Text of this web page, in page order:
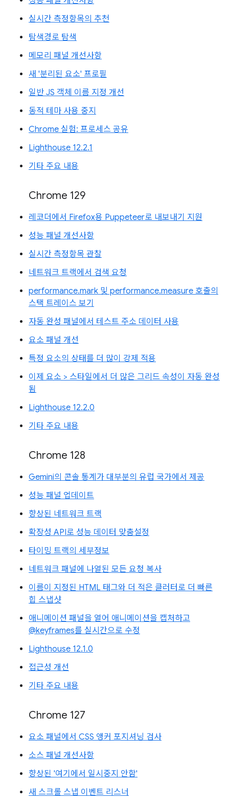
실시간 측정항목의 추천
탐색경로 탐색
메모리 패널 개선사항
새 '분리된 요소' 프로필
일반 JS 객체 이름 지정 개선
동적 테마 사용 중지
Chrome 실험: 프로세스 공유
Lighthouse 12.2.1
기타 주요 내용
Chrome 129
레코더에서 Firefox용 Puppeteer로 내보내기 지원
성능 패널 개선사항
실시간 측정항목 관찰
네트워크 트랙에서 검색 요청
performance.mark 및 performance.measure 호출의
스택 트레이스 보기
자동 완성 패널에서 테스트 주소 데이터 사용
요소 패널 개선
특정 요소의 상태를 더 많이 강제 적용
이제 요소 > 스타일에서 더 많은 그리드 속성이 자동 완성
됨
Lighthouse 12.2.0
기타 주요 내용
Chrome 128
Gemini의 콘솔 통계가 대부분의 유럽 국가에서 제공
성능 패널 업데이트
향상된 네트워크 트랙
확장성 API로 성능 데이터 맞춤설정
타이밍 트랙의 세부정보
네트워크 패널에 나열된 모든 요청 복사
이름이 지정된 HTML 태그와 더 적은 클러터로 더 빠른
힙 스냅샷
애니메이션 패널을 열어 애니메이션을 캡처하고
@keyframes를 실시간으로 수정
Lighthouse 12.1.0
접근성 개선
기타 주요 내용
Chrome 127
요소 패널에서 CSS 앵커 포지셔닝 검사
소스 패널 개선사항
향상된 '여기에서 일시중지 안함'
새 스크롤 스냅 이벤트 리스너